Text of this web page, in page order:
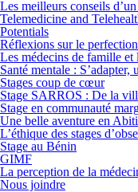
Les meilleurs conseils
Telemedicine and
Potentials
Réflexions sur le
Les médecins de famille et
Santé mentale : S’adapter,
Stages coup de cœur
Stage SARROS : De la
Stage en communauté
Une belle aventure en
L’éthique des stages
Stage au Bénin
GIMF
La perception de la
Nous joindre